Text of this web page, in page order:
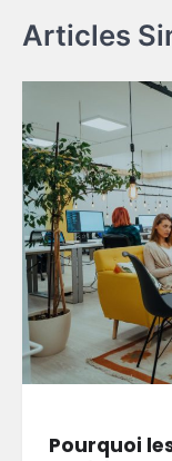
Articles
Pourquoi